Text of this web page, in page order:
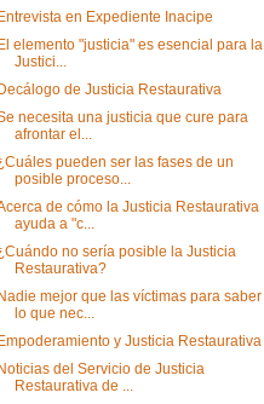
Entrevista en Expediente Inacipe
El elemento "justicia" es esencial para la
Justici...
Decálogo de Justicia Restaurativa
necesita una justicia que cure para
afrontar el...
pueden ser las fases de un
posible proceso...
de cómo la Justicia Restaurativa
ayuda a "c...
no sería posible la Justicia
Restaurativa?
Nadie mejor que las víctimas para saber
lo que nec...
Empoderamiento y Justicia Restaurativa
Noticias del Servicio de Justicia
Restaurativa de ...